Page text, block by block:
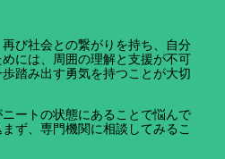
び社会との繋がりを持ち、自分
には、周囲の理解と支援が不可
踏み出す勇気を持つことが大切
ートの状態にあることで悩んで
ず、専門機関に相談してみるこ